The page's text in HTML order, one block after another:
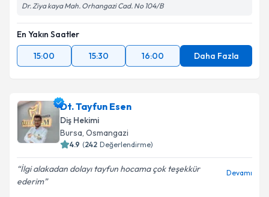
Dr. Ziya kaya Mah. Orhangazi Cad. No 104/B
En Yakın Saatler
15:00
15:30 16:00 Daha Fazla
Dt. Tayfun Esen
Diş Hekimi
Bursa, Osmangazi
4.9 (242 Değerlendirme)
İlgi alakadan dolayı tayfun hocama çok teşekkür
ederim
Devamı